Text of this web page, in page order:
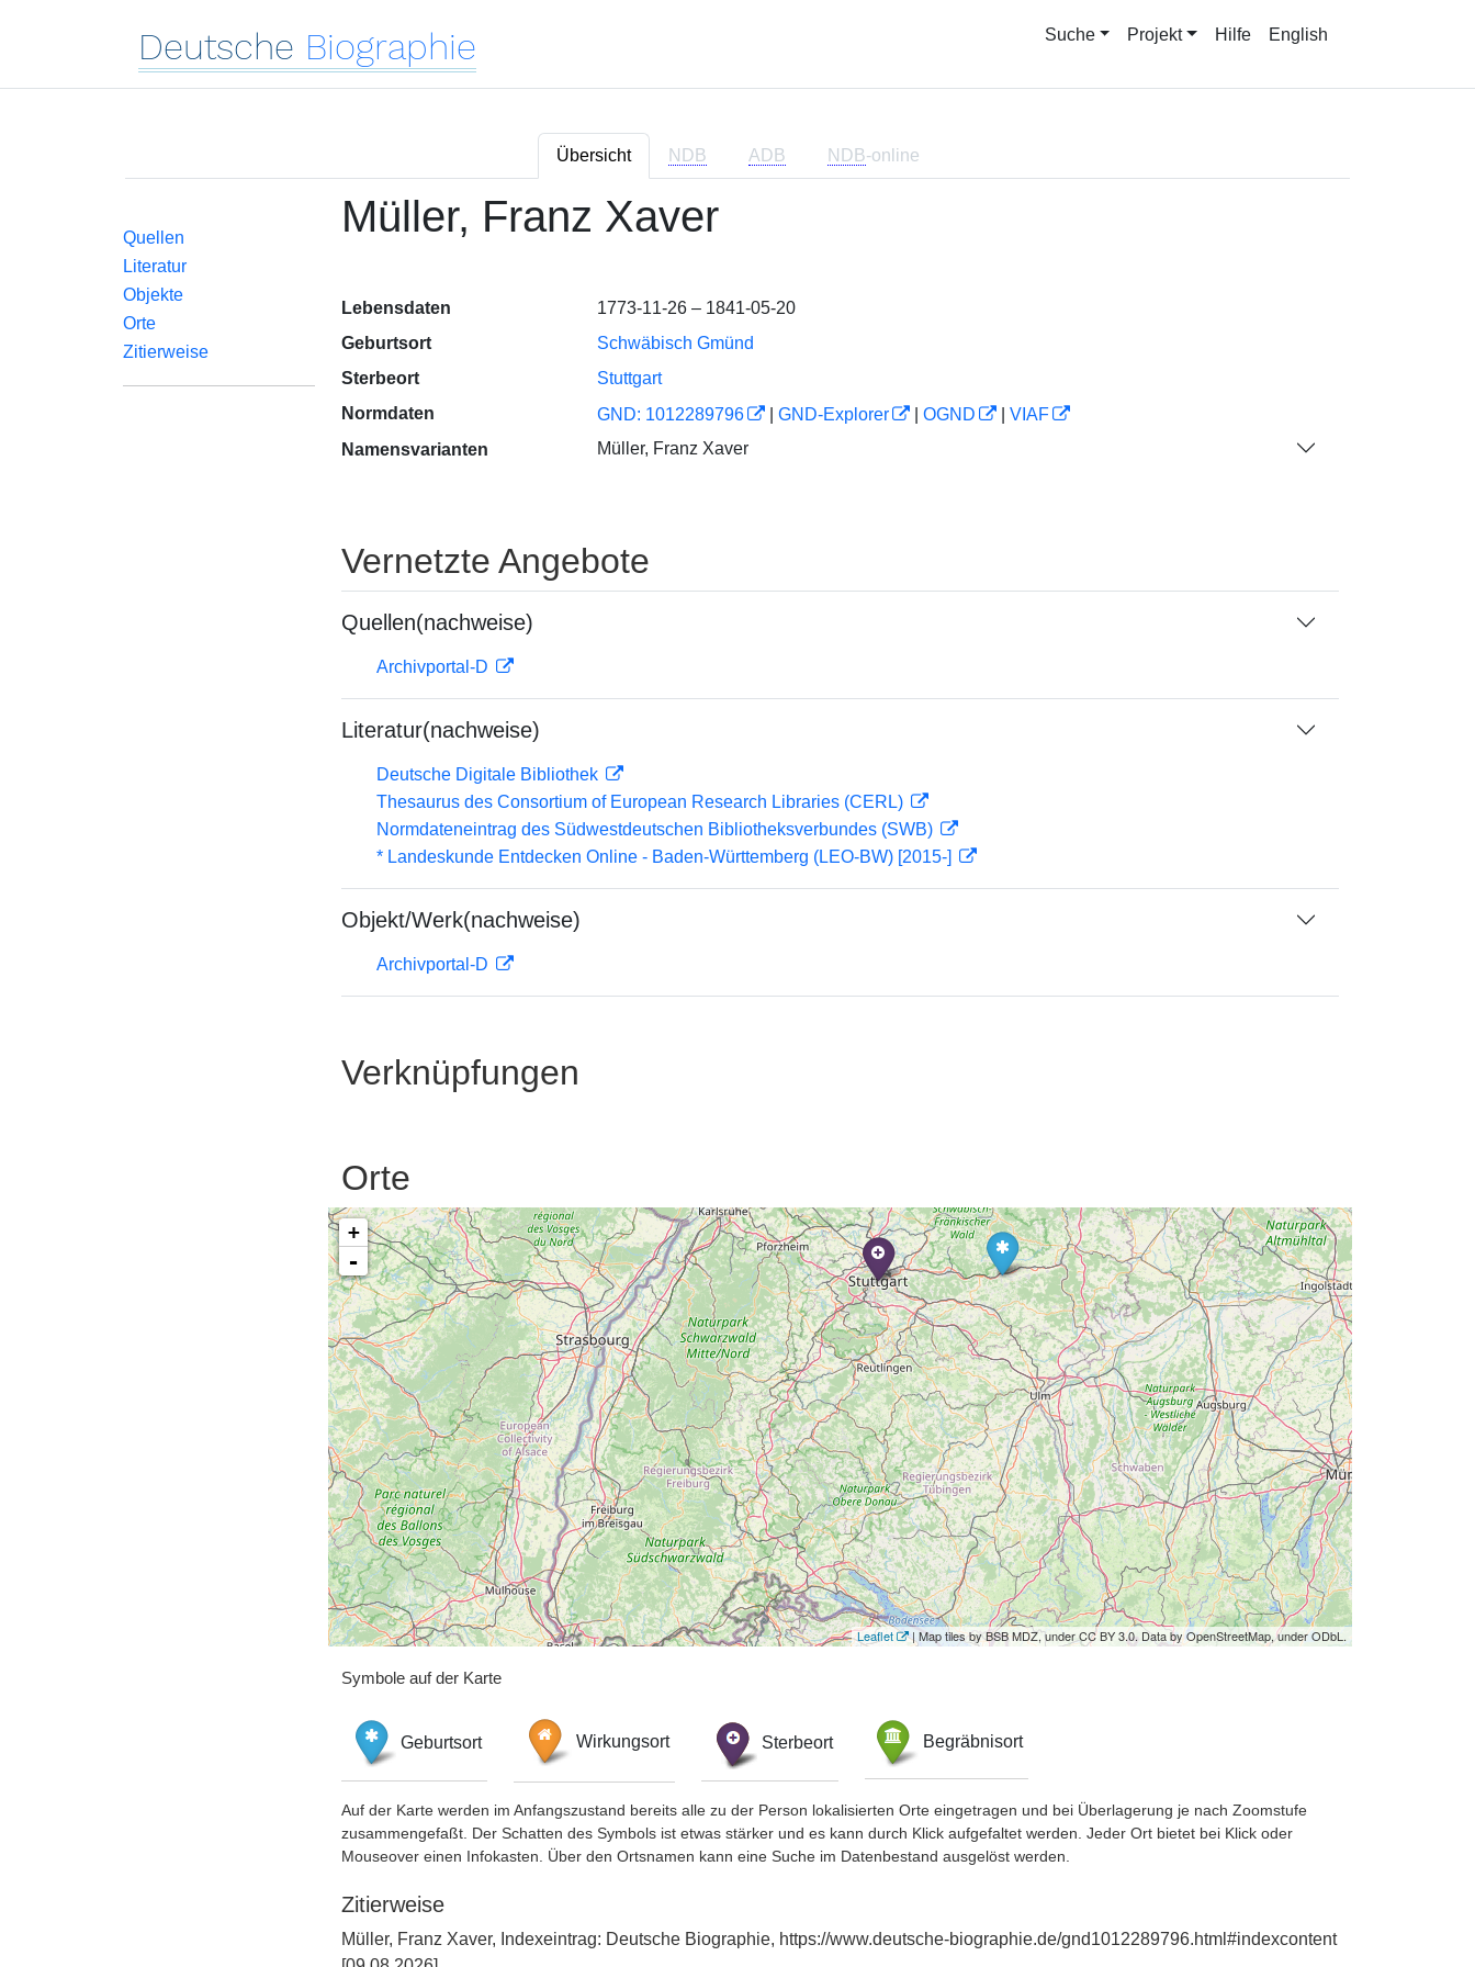
Deutsche Biographie Suche Projekt Hilfe English
Übersicht NDB ADB NDB-online
Quellen
Literatur
Objekte
Orte
Zitierweise
Müller, Franz Xaver
Lebensdaten
1773-11-26 – 1841-05-20
Geburtsort
Schwäbisch Gmünd
Sterbeort
Stuttgart
Normdaten
GND: 1012289796 GND-Explorer OGND
VIAF
Namensvarianten
Müller, Franz Xaver
Vernetzte Angebote
Quellen(nachweise)
Archivportal-D
Literatur(nachweise)
Deutsche Digitale Bibliothek
Thesaurus des Consortium of European Research Libraries (CERL)
Normdateneintrag des Südwestdeutschen Bibliotheksverbundes (SWB)
* Landeskunde Entdecken Online - Baden-Württemberg (LEO-BW) [2015-]
Objekt/Werk(nachweise)
Archivportal-D
Verknüpfungen
Orte
+
-
Leaflet | Map tiles by BSB MDZ, under CC BY 3.0. Data by OpenStreetMap, under ODbL.
Symbole auf der Karte
Geburtsort Wirkungsort Sterbeort Begräbnisort
Auf der Karte werden im Anfangszustand bereits alle zu der Person lokalisierten Orte eingetragen und bei Überlagerung je nach Zoomstufe
zusammengefaßt. Der Schatten des Symbols ist etwas stärker und es kann durch Klick aufgefaltet werden. Jeder Ort bietet bei Klick oder
Mouseover einen Infokasten. Über den Ortsnamen kann eine Suche im Datenbestand ausgelöst werden.
Zitierweise
Müller, Franz Xaver, Indexeintrag: Deutsche Biographie, https://www.deutsche-biographie.de/gnd1012289796.html#indexcontent